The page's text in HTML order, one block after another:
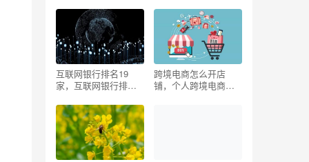
手机版？
互联网银行排名19
家，互联网银行排名
跨境电商怎么开店
铺，个人跨境电商怎